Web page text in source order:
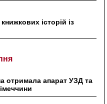
історій із
отримала апарат УЗД та